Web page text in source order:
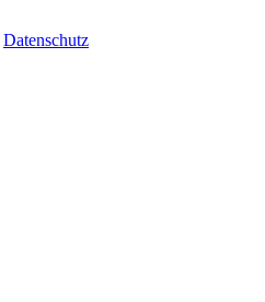
Datenschutz